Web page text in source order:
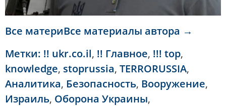
Все материВсе материалы автора →
Метки: !! ukr.co.il, !! Главное, !!! top,
knowledge, stoprussia, TERRORUSSIA,
Аналитика, Безопасность, Вооружение,
Израиль, Оборона Украины,